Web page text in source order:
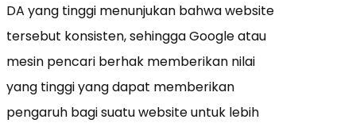
DA yang tinggi menunjukan bahwa website
tersebut konsisten, sehingga Google atau
mesin pencari berhak memberikan nilai
yang tinggi yang dapat memberikan
pengaruh bagi suatu website untuk lebih